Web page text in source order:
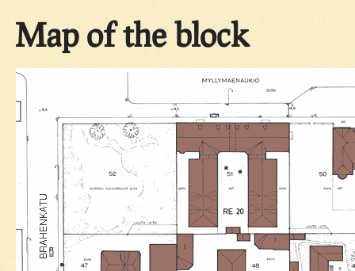
Map of the block